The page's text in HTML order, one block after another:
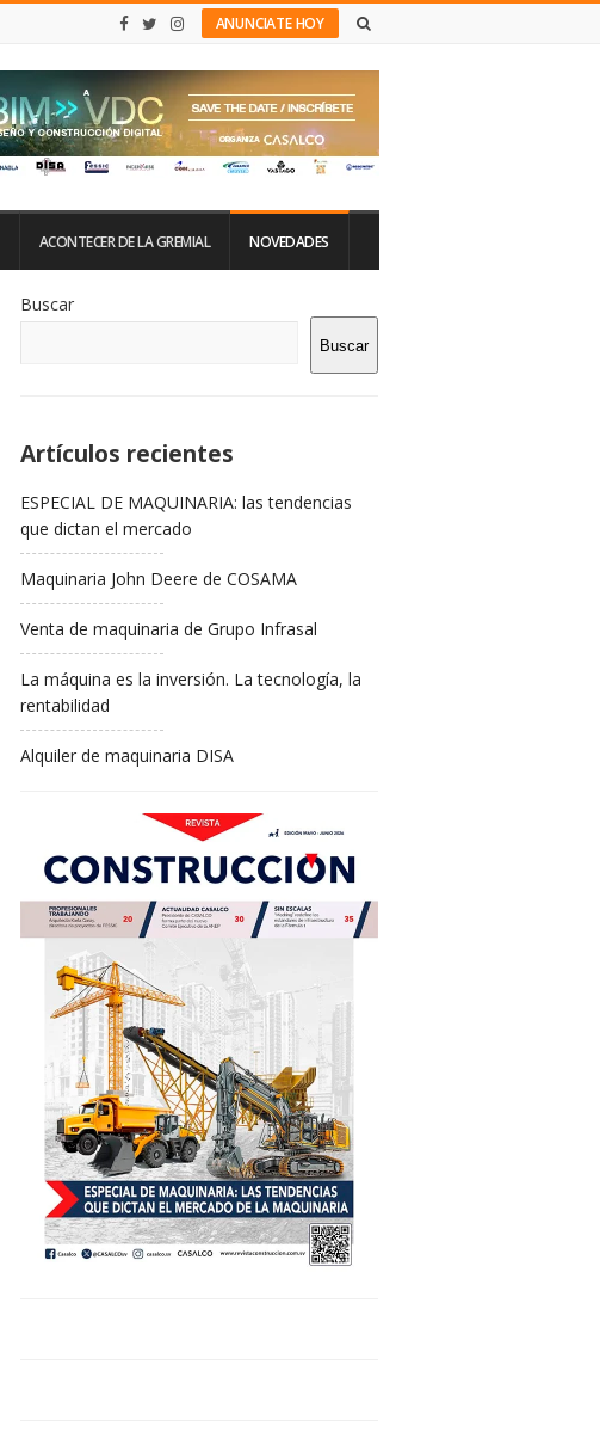
ANUNCIATE HOY
ACONTECER DE LA GREMIAL NOVEDADES
De
La
Buscar
Buscar
Artículos recientes
ESPECIAL DE MAQUINARIA: las tendencias
que dictan el mercado
Maquinaria John Deere de COSAMA
Venta de maquinaria de Grupo Infrasal
La máquina es la inversión. La tecnología, la
rentabilidad
Alquiler de maquinaria DISA